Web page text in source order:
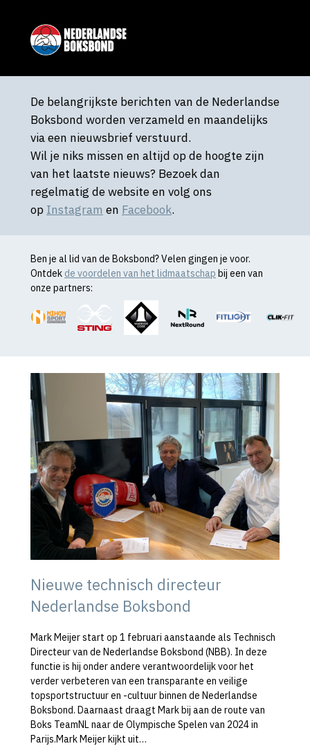
De belangrijkste berichten van de Nederlandse
Boksbond worden verzameld en maandelijks
via een nieuwsbrief verstuurd.
Wil je niks missen en altijd op de hoogte zijn
van het laatste nieuws? Bezoek dan
regelmatig de website en volg ons
op Instagram en Facebook.
Ben je al lid van de Boksbond? Velen gingen je voor.
Ontdek de voordelen van het lidmaatschap bij een van
onze partners:
Nieuwe technisch directeur
Nederlandse Boksbond
Mark Meijer start op 1 februari aanstaande als Technisch
Directeur van de Nederlandse Boksbond (NBB). In deze
functie is hij onder andere verantwoordelijk voor het
verder verbeteren van een transparante en veilige
topsportstructuur en -cultuur binnen de Nederlandse
Boksbond. Daarnaast draagt Mark bij aan de route van
Boks TeamNL naar de Olympische Spelen van 2024 in
Parijs.Mark Meijer kijkt uit…